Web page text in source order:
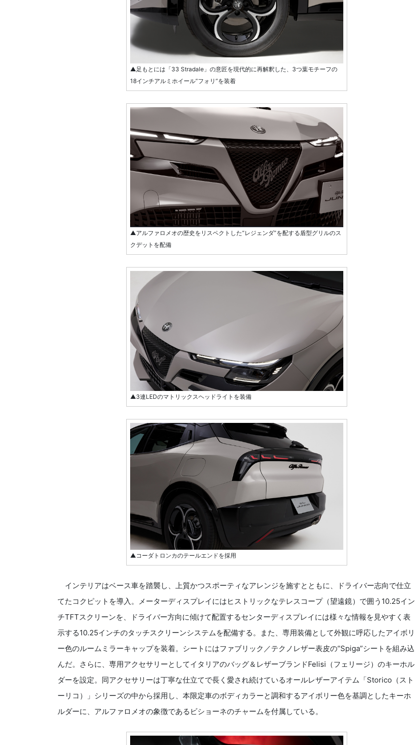
▲足もとには「33 Stradale」の意匠を現代的に再解釈した、3つ葉モチーフの
18インチアルミホイール“フォリ”を装着
▲アルファロメオの歴史をリスペクトした“レジェンダ”を配する盾型グリルのス
クデットを配備
▲3連LEDのマトリックスヘッドライトを装備
▲コーダトロンカのテールエンドを採用
インテリアはベース車を踏襲し、上質かつスポーティなアレンジを施すとともに、ドライバー志向で仕立
てたコクピットを導入。メーターディスプレイにはヒストリックなテレスコープ（望遠鏡）で囲う10.25イン
チTFTスクリーンを、ドライバー方向に傾けて配置するセンターディスプレイには様々な情報を見やすく表
示する10.25インチのタッチスクリーンシステムを配備する。また、専用装備として外観に呼応したアイボリ
ー色のルームミラーキャップを装着。シートにはファブリック／テクノレザー表皮の“Spiga”シートを組み込
んだ。さらに、専用アクセサリーとしてイタリアのバッグ＆レザーブランドFelisi（フェリージ）のキーホル
ダーを設定。同アクセサリーは丁寧な仕立てで長く愛され続けているオールレザーアイテム「Storico（スト
ーリコ）」シリーズの中から採用し、本限定車のボディカラーと調和するアイボリー色を基調としたキーホ
ルダーに、アルファロメオの象徴であるビショーネのチャームを付属している。